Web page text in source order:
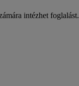
intézhet foglalást.